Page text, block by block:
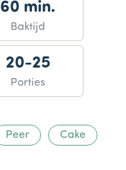
60 min.
Baktijd
20-25
Porties
Peer Cake